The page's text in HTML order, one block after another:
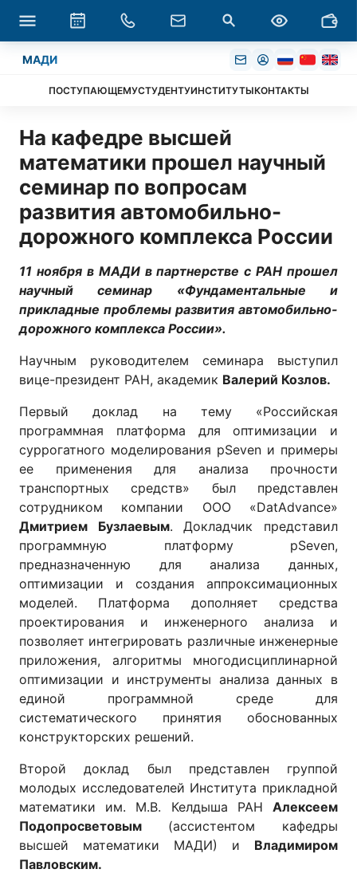
МАДИ
ПОСТУПАЮЩЕМУСТУДЕНТУИНСТИТУТЫКОНТАКТЫ
На кафедре высшей
математики прошел научный
семинар по вопросам
развития автомобильно-
дорожного комплекса России
11 ноября в МАДИ в партнерстве с РАН прошел
научный семинар «Фундаментальные и
прикладные проблемы развития автомобильно-
дорожного комплекса России».
Научным руководителем семинара выступил
вице-президент РАН, академик Валерий Козлов.
Первый доклад на тему «Российская
программная платформа для оптимизации и
суррогатного моделирования pSeven и примеры
ее применения для анализа прочности
транспортных средств» был представлен
сотрудником компании ООО «DatAdvance»
Дмитрием Бузлаевым. Докладчик представил
программную платформу pSeven,
предназначенную для анализа данных,
оптимизации и создания аппроксимационных
моделей. Платформа дополняет средства
проектирования и инженерного анализа и
позволяет интегрировать различные инженерные
приложения, алгоритмы многодисциплинарной
оптимизации и инструменты анализа данных в
единой программной среде для
систематического принятия обоснованных
конструкторских решений.
Второй доклад был представлен группой
молодых исследователей Института прикладной
математики им. М.В. Келдыша РАН Алексеем
Подопросветовым (ассистентом кафедры
высшей математики МАДИ) и Владимиром
Павловским.